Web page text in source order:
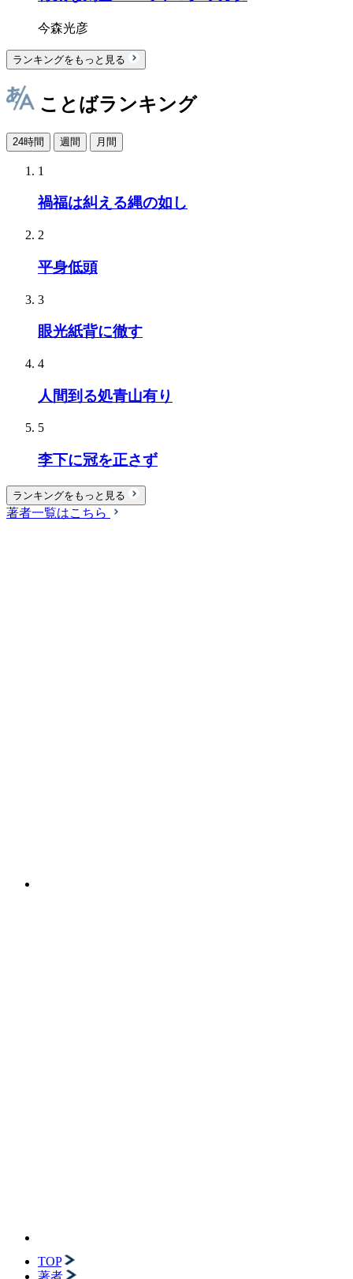
今森光彦
ランキングをもっと見る
ことばランキング
24時間 週間 月間
1
禍福は糾える縄の如し
2
平身低頭
3
眼光紙背に徹す
4
人間到る処青山有り
5
李下に冠を正さず
ランキングをもっと見る
著者一覧はこちら
TOP
著者